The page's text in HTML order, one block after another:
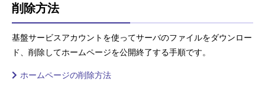
削除方法
基盤サービスアカウントを使ってサーバのファイルをダウンロー
ド、削除してホームページを公開終了する手順です。
ホームページの削除方法